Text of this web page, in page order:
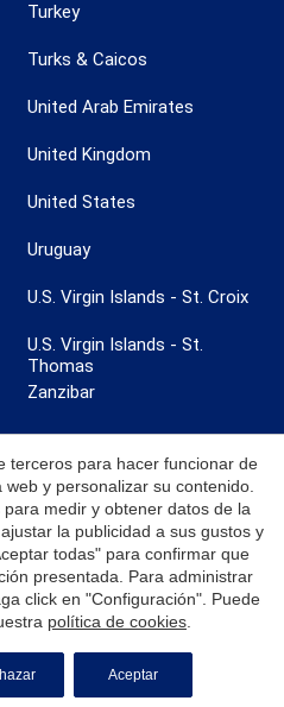
INFORMACIÓN
Turkey
Turks & Caicos
United Arab Emirates
United Kingdom
United States
Uruguay
U.S. Virgin Islands - St. Croix
U.S. Virgin Islands - St.
Thomas
Zanzibar
los derechos reservados. Coldwell
Banker son marcas registradas de
Cada oficina es independiente y
independiente.
terceros para hacer funcionar de
y personalizar su contenido.
medir y obtener datos de la
la publicidad a sus gustos y
todas" para confirmar que
presentada. Para administrar
click en "Configuración". Puede
política de cookies
Aceptar